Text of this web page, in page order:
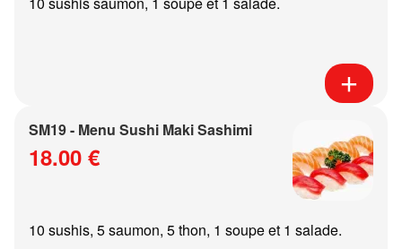
SM19 - Menu Sushi Maki Sashimi
18.00 €
10 sushis, 5 saumon, 5 thon, 1 soupe et 1 salade.